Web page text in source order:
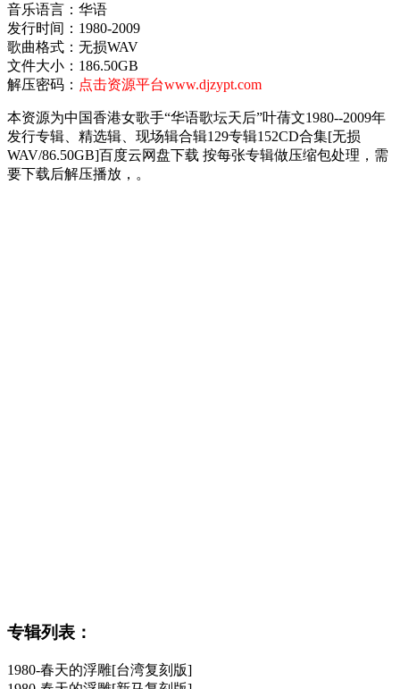
音乐语言：华语
发行时间：1980-2009
歌曲格式：无损WAV
文件大小：186.50GB
解压密码： 点击资源平台www.djzypt.com
本资源为中国香港女歌手“华语歌坛天后”叶蒨文1980--2009年
发行专辑、精选辑、现场辑合辑129专辑152CD合集[无损
WAV/86.50GB]百度云网盘下载 按每张专辑做压缩包处理，需
要下载后解压播放，。
专辑列表：
1980-春天的浮雕[台湾复刻版]